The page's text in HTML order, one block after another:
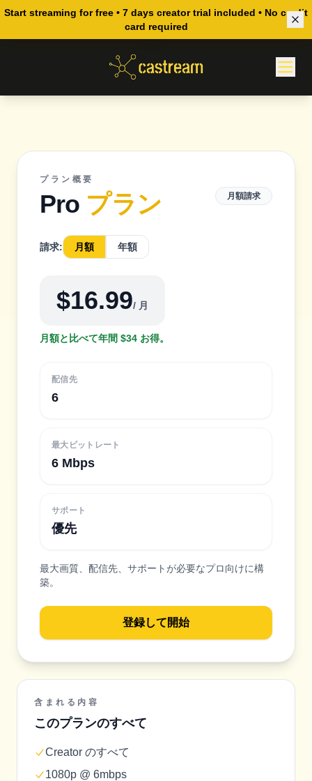
新規ユーザーは、どの有料プランでも 7日間の Creator トライアルが付
きます。
Start streaming for free • 7 days creator trial included • No credit
card required
プラン概要
Pro プラン 月額請求
請求: 月額 年額
$16.99/ 月
月額と比べて年間 $34 お得。
配信先
6
最大ビットレート
6 Mbps
サポート
優先
最大画質、配信先、サポートが必要なプロ向けに構
築。
登録して開始
含まれる内容
このプランのすべて
Creator のすべて
1080p @ 6mbps